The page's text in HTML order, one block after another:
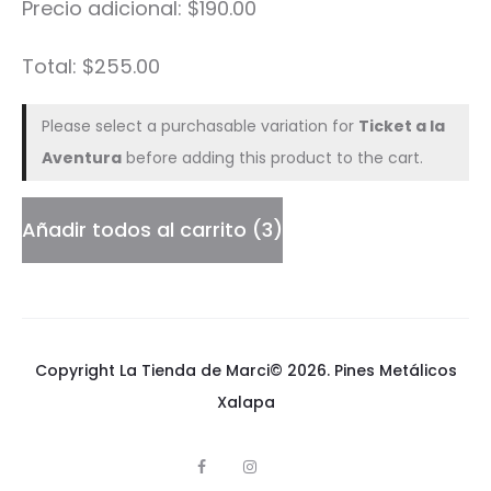
u
Precio adicional: $190.00
Total: $255.00
Please select a purchasable variation for Ticket a la
Aventura before adding this product to the cart.
Añadir todos al carrito 3
Copyright La Tienda de Marci© 2026.Pines Metálicos
Xalapa